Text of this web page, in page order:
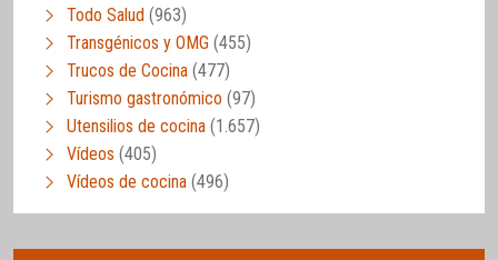
Todo Salud (963)
Transgénicos y OMG (455)
Trucos de Cocina (477)
Turismo gastronómico (97)
Utensilios de cocina (1.657)
Vídeos (405)
Vídeos de cocina (496)